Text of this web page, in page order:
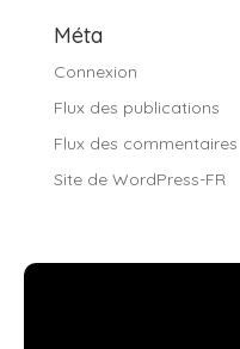
Méta
Connexion
Flux des publications
Flux des commentaires
Site de WordPress-FR